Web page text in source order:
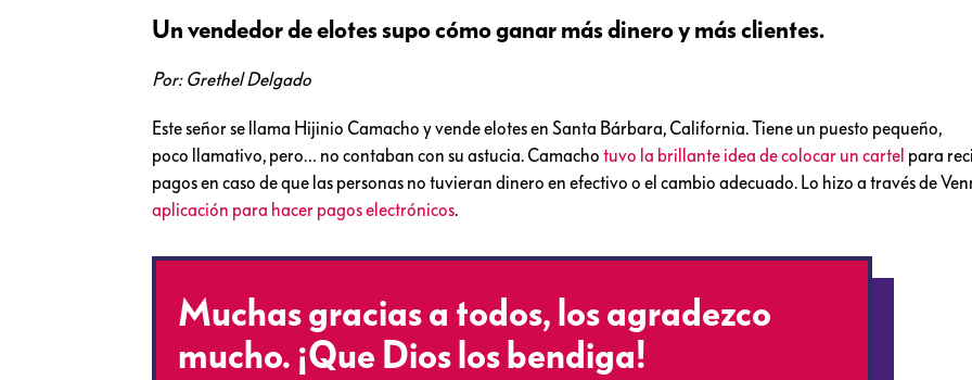
Un vendedor de elotes supo cómo ganar más dinero y más clientes.
Por: Grethel Delgado
Este señor se llama Hijinio Camacho y vende elotes en Santa Bárbara, California. Tiene un puesto pequeño,
poco llamativo, pero… no contaban con su astucia. Camachotuvo la brillante idea de colocar un cartel para
pagos en caso de que las personas no tuvieran dinero en efectivo o el cambio adecuado. Lo hizo a través de
aplicación para hacer pagos electrónicos.
Muchas gracias a todos, los agradezco
mucho. ¡Que Dios los bendiga!